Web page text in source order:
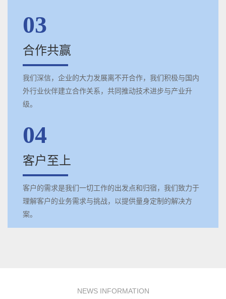
03
合作共赢
我们深信，企业的大力发展离不开合作，我们积极与国内
外行业伙伴建立合作关系，共同推动技术进步与产业升
级。
04
客户至上
客户的需求是我们一切工作的出发点和归宿，我们致力于
理解客户的业务需求与挑战，以提供量身定制的解决方
案。
NEWS INFORMATION